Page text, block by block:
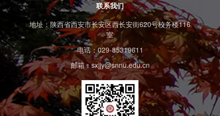
联系我们
地址：陕西省西安市长安区西长安街620号校务楼116
室
电话：029-85319611
邮箱：sxjjy@snnu.edu.cn